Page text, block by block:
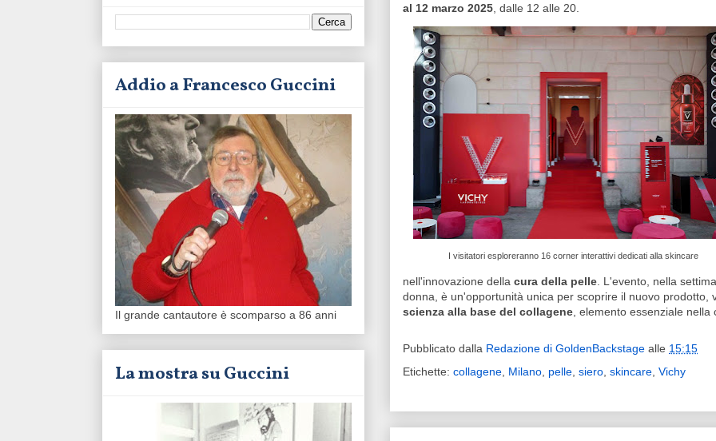
al 12 marzo 2025 , dalle 12 alle 20.
I visitatori esploreranno 16 corner interattivi dedicati alla skincare
nell'innovazione della cura della pelle . L'evento, nella
donna, è un'opportunità unica per scoprire il nuovo prodotto,
scienza alla base del collagene , elemento essenziale nella
Pubblicato dalla Redazione di GoldenBackstage alle 15:15
Etichette: collagene Milano pelle siero skincare Vichy
Addio a Francesco Guccini
Il grande cantautore è scomparso a 86 anni
La mostra su Guccini